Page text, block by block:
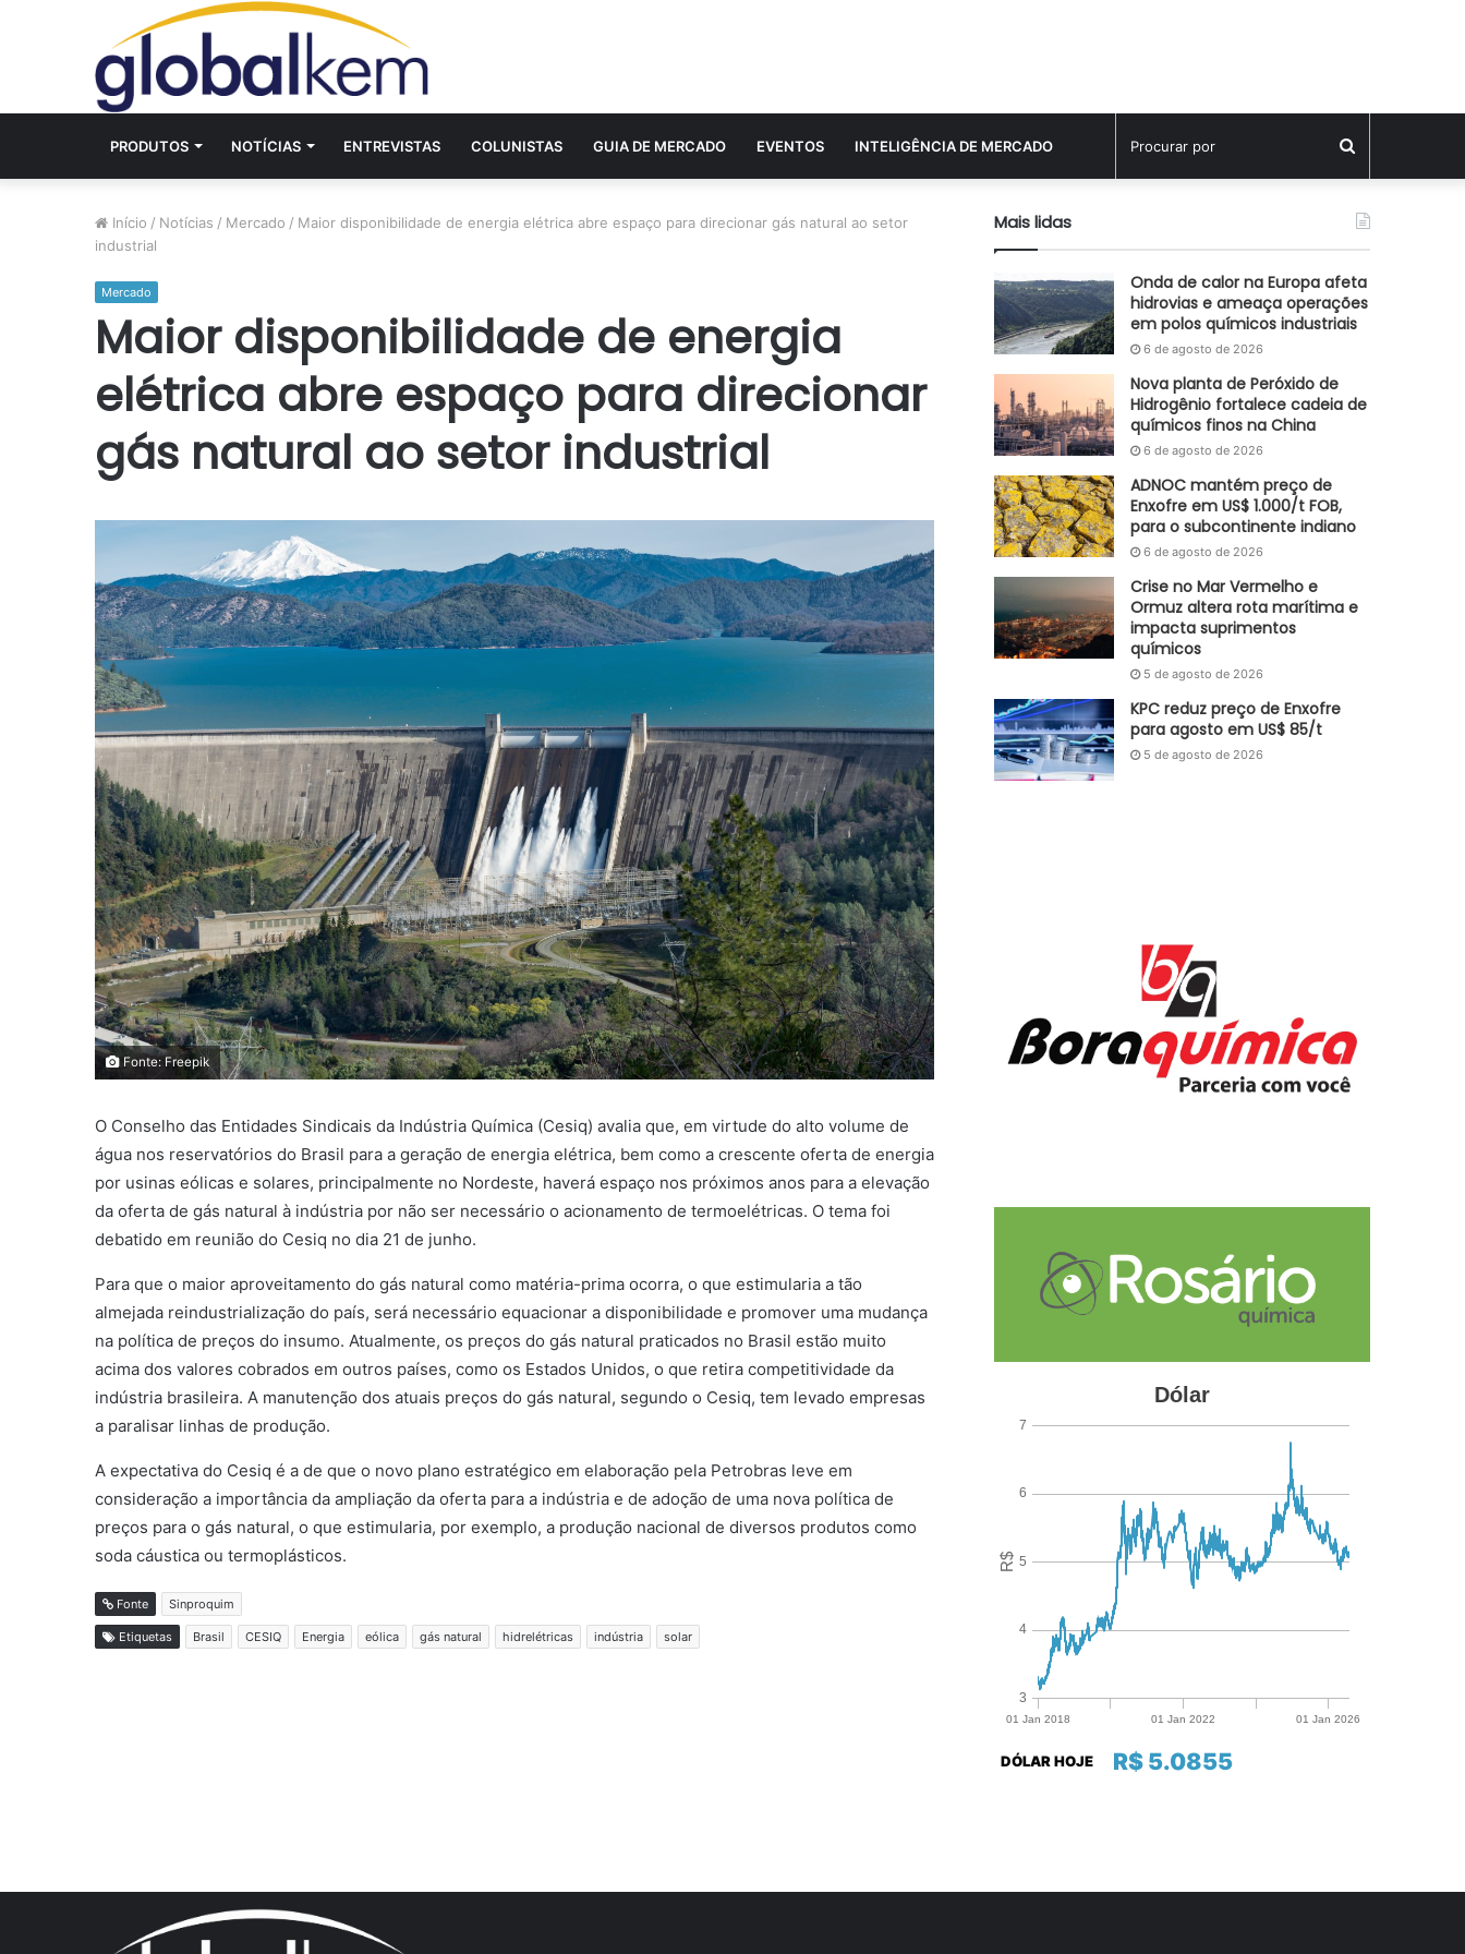
PRODUTOS NOTÍCIAS ENTREVISTAS COLUNISTAS GUIA DE MERCADO EVENTOS INTELIGÊNCIA DE MERCADO
por
Início / Notícias / Mercado / Maior disponibilidade de energia elétrica abre espaço para direcionar gás natural ao setor
industrial
Mercado
Maior disponibilidade de energia
elétrica abre espaço para direcionar
gás natural ao setor industrial
Fonte: Freepik
O Conselho das Entidades Sindicais da Indústria Química (Cesiq) avalia que, em virtude do alto volume de
água nos reservatórios do Brasil para a geração de energia elétrica, bem como a crescente oferta de energia
por usinas eólicas e solares, principalmente no Nordeste, haverá espaço nos próximos anos para a elevação
da oferta de gás natural à indústria por não ser necessário o acionamento de termoelétricas. O tema foi
debatido em reunião do Cesiq no dia 21 de junho.
Para que o maior aproveitamento do gás natural como matéria-prima ocorra, o que estimularia a tão
almejada reindustrialização do país, será necessário equacionar a disponibilidade e promover uma mudança
na política de preços do insumo. Atualmente, os preços do gás natural praticados no Brasil estão muito
acima dos valores cobrados em outros países, como os Estados Unidos, o que retira competitividade da
indústria brasileira. A manutenção dos atuais preços do gás natural, segundo o Cesiq, tem levado empresas
a paralisar linhas de produção.
A expectativa do Cesiq é a de que o novo plano estratégico em elaboração pela Petrobras leve em
consideração a importância da ampliação da oferta para a indústria e de adoção de uma nova política de
preços para o gás natural, o que estimularia, por exemplo, a produção nacional de diversos produtos como
soda cáustica ou termoplásticos.
Fonte Sinproquim
Etiquetas Brasil CESIQ Energia eólica gás natural hidrelétricas indústria solar
Mais lidas
Onda de calor na Europa afeta
hidrovias e ameaça operações
em polos químicos industriais
6 de agosto de 2026
Nova planta de Peróxido de
Hidrogênio fortalece cadeia de
químicos finos na China
6 de agosto de 2026
ADNOC mantém preço de
Enxofre em US$ 1.000/t FOB,
para o subcontinente indiano
6 de agosto de 2026
Crise no Mar Vermelho e
Ormuz altera rota marítima e
impacta suprimentos
químicos
5 de agosto de 2026
KPC reduz preço de Enxofre
para agosto em US$ 85/t
5 de agosto de 2026
R$ 5.0855
DÓLAR HOJE